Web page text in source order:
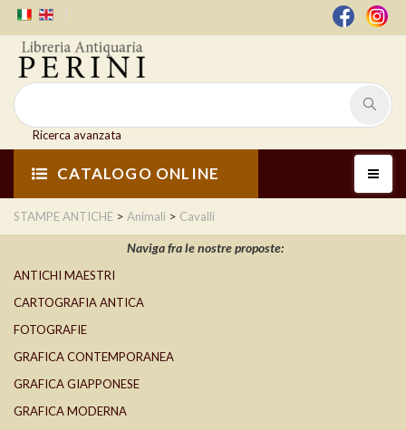
Ricerca avanzata
CATALOGO ONLINE
STAMPE ANTICHE > Animali > Cavalli
Naviga fra le nostre proposte:
ANTICHI MAESTRI
CARTOGRAFIA ANTICA
FOTOGRAFIE
GRAFICA CONTEMPORANEA
GRAFICA GIAPPONESE
GRAFICA MODERNA